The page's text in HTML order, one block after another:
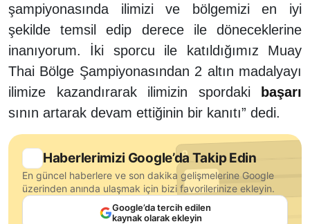
şampiyonasında ilimizi ve bölgemizi en iyi
şekilde temsil edip derece ile döneceklerine
inanıyorum. İki sporcu ile katıldığımız Muay
Thai Bölge Şampiyonasından 2 altın madalyayı
ilimize kazandırarak ilimizin spordaki
başarı
sının artarak devam ettiğinin bir kanıtı” dedi.
Haberlerimizi Google’da Takip Edin
En güncel haberlere ve son dakika gelişmelerine Google
üzerinden anında ulaşmak için bizi favorilerinize ekleyin.
Google’da tercih edilen
kaynak olarak ekleyin